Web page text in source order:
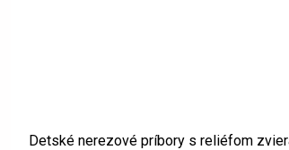
Detské nerezové príbory s reliéfom